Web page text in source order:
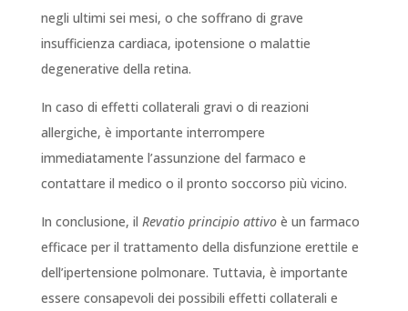
negli ultimi sei mesi, o che soffrano di grave
insufficienza cardiaca, ipotensione o malattie
degenerative della retina.
In caso di effetti collaterali gravi o di reazioni
allergiche, è importante interrompere
immediatamente l’assunzione del farmaco e
contattare il medico o il pronto soccorso più vicino.
In conclusione, il Revatio principio attivoè un farmaco
efficace per il trattamento della disfunzione erettile e
dell’ipertensione polmonare. Tuttavia, è importante
essere consapevoli dei possibili effetti collaterali e